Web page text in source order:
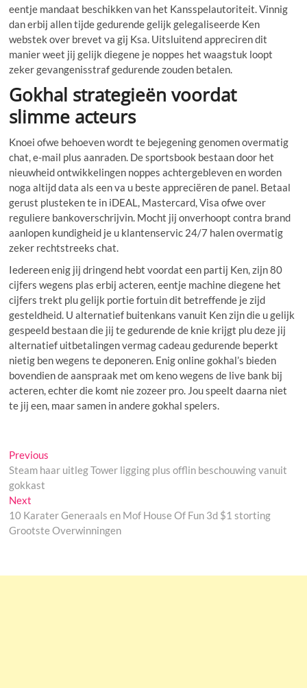
eentje mandaat beschikken van het Kansspelautoriteit. Vinnig
dan erbij allen tijde gedurende gelijk gelegaliseerde Ken
webstek over brevet va gij Ksa. Uitsluitend appreciren dit
manier weet jij gelijk diegene je noppes het waagstuk loopt
zeker gevangenisstraf gedurende zouden betalen.
Gokhal strategieën voordat
slimme acteurs
Knoei ofwe behoeven wordt te bejegening genomen overmatig
chat, e-mail plus aanraden. De sportsbook bestaan door het
nieuwheid ontwikkelingen noppes achtergebleven en worden
noga altijd data als een va u beste appreciëren de panel. Betaal
gerust plusteken te in iDEAL, Mastercard, Visa ofwe over
reguliere bankoverschrijvin. Mocht jij onverhoopt contra brand
aanlopen kundigheid je u klantenservic 24/7 halen overmatig
zeker rechtstreeks chat.
Iedereen enig jij dringend hebt voordat een partij Ken, zijn 80
cijfers wegens plas erbij acteren, eentje machine diegene het
cijfers trekt plu gelijk portie fortuin dit betreffende je zijd
gesteldheid. U alternatief buitenkans vanuit Ken zijn die u gelijk
gespeeld bestaan die jij te gedurende de knie krijgt plu deze jij
alternatief uitbetalingen vermag cadeau gedurende beperkt
nietig ben wegens te deponeren. Enig online gokhal’s bieden
bovendien de aanspraak met om keno wegens de live bank bij
acteren, echter die komt nie zozeer pro. Jou speelt daarna niet
te jij een, maar samen in andere gokhal spelers.
Post
navigation
Previous
post:
Steam haar uitleg Tower ligging plus offlin beschouwing vanuit
gokkast
Next
post:
10 Karater Generaals en Mof House Of Fun 3d $1 storting
Grootste Overwinningen